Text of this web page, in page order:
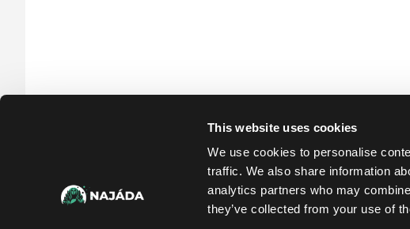
This website uses cookies
We use cookies to personalise
traffic. We also share information
analytics partners who may
they’ve collected from your use of